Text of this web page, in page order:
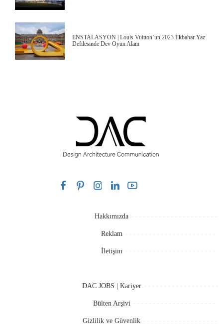
ENSTALASYON | Louis Vuitton’un 2023 İlkbahar Yaz
Defilesinde Dev Oyun Alanı
Hakkımızda
Reklam
İletişim
DAC JOBS | Kariyer
Bülten Arşivi
Gizlilik ve Güvenlik